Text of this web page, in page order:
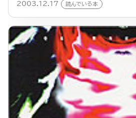
2003.12.17 読んでいる本